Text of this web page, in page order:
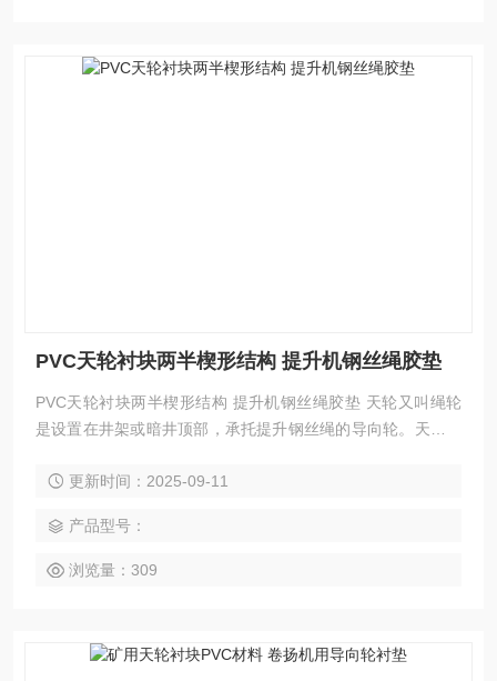
PVC天轮衬块两半楔形结构 提升机钢丝绳胶垫
PVC天轮衬块两半楔形结构 提升机钢丝绳胶垫 天轮又叫绳轮
是设置在井架或暗井顶部，承托提升钢丝绳的导向轮。天轮衬
轮的磨损，并减少钢丝绳的磨损、延长了钢丝绳的使用周期，
更新时间：2025-09-11
产品型号：
浏览量：309